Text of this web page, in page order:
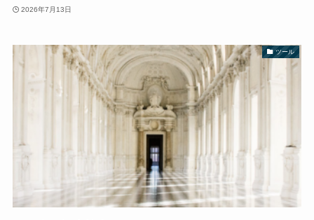
2026年7月13日
ツール